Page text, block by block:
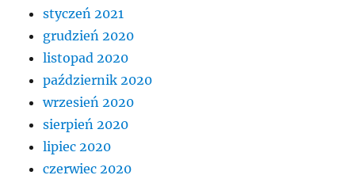
styczeń 2021
grudzień 2020
listopad 2020
październik 2020
wrzesień 2020
sierpień 2020
lipiec 2020
czerwiec 2020